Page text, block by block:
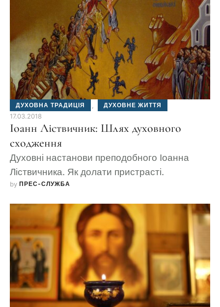
ДУХОВНА ТРАДИЦІЯ ДУХОВНЕ ЖИТТЯ
17.03.2018
Іоанн Ліствичник: Шлях духовного
сходження
Духовні настанови преподобного Іоанна
Ліствичника. Як долати пристрасті.
by ПРЕС-СЛУЖБА